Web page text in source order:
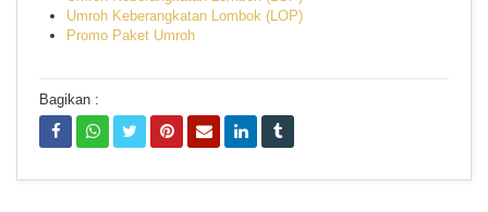
Umroh Keberangkatan Lombok (LOP)
Promo Paket Umroh
Bagikan :